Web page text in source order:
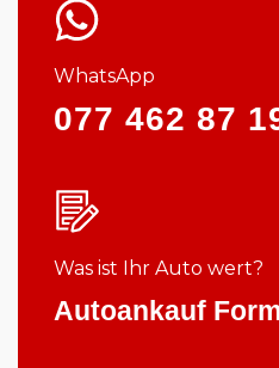
WhatsApp
077 462 87
Was ist Ihr Auto wert?
Autoankauf